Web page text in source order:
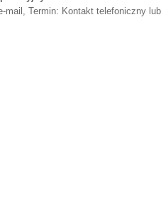
mail, Termin: Kontakt telefoniczny